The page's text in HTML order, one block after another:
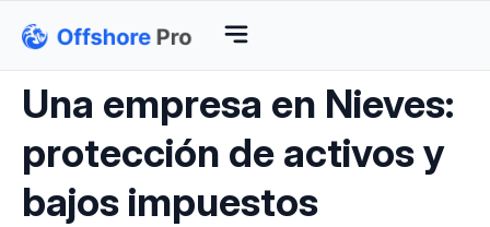
Una empresa en Nieves:
protección de activos y
bajos impuestos